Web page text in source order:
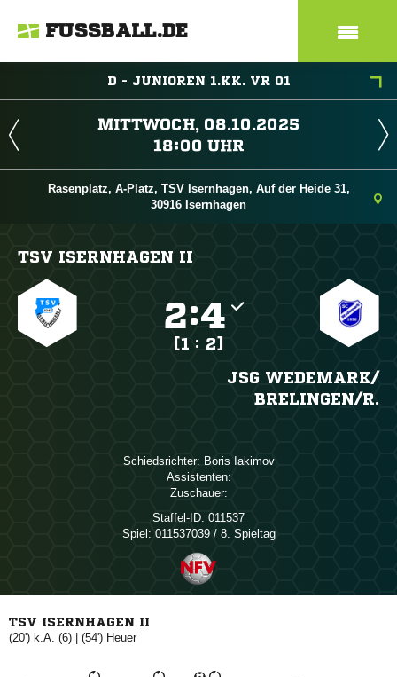
FUSSBALL.DE
D - JUNIOREN 1.KK. VR 01
 
 
Rasenplatz, A-Platz, TSV Isernhagen, Auf der Heide 31,
30916 Isernhagen
TSV ISERNHAGEN II
:
[1 : 2]
JSG WEDEMARK/​
BRELINGEN/​R.
Schiedsrichter:  
Assistenten:
Zuschauer:
Staffel-ID: 011537
Spiel: 011537039 / 8. Spieltag
TSV ISERNHAGEN II
(20') k.A. (6) | (54') 